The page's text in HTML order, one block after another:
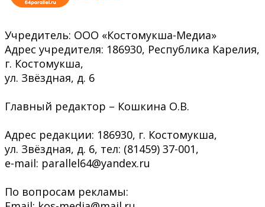
Учредитель: ООО «Костомукша-Медиа»
Адрес учредителя: 186930, Республика Карелия,
г. Костомукша,
ул. Звёздная, д. 6
Главный редактор – Кошкина О.В.
Адрес редакции: 186930, г. Костомукша,
ул. Звёздная, д. 6, тел: (81459) 37-001,
e-mail: parallel64@yandex.ru
По вопросам рекламы: